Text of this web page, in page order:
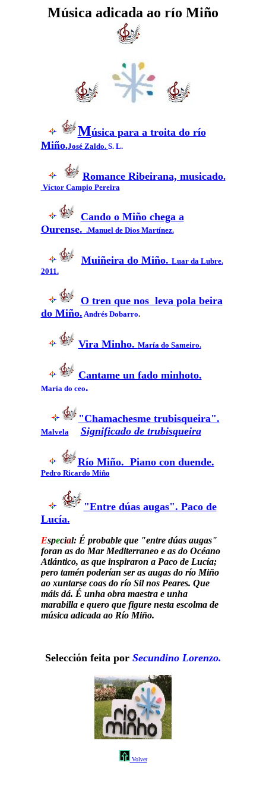
Música adicada ao río Miño
Música para a troita do río
Miño.José Zaldo. S. L.
Romance Ribeirana, musicado.
Víctor Campio Pereira
Cando o Miño chega a
Ourense. .Manuel de Dios Martínez.
Muiñeira do Miño. Luar da Lubre.
2011.
O tren que nos leva pola beira
do Miño. Andrés Dobarro.
Vira Minho. María do Sameiro.
Cantame un fado minhoto.
María do ceo.
"Chamachesme trubisqueira".
Malvela Significado de trubisqueira
Río Miño. Piano con duende.
Pedro Ricardo Miño
"Entre dúas augas". Paco de
Lucía.
Especial: É probable que "entre dúas augas"
foran as do Mar Mediterraneo e as do Océano
Atlántico, as que inspiraron a Paco de Lucía;
pero tamén poderían ser as augas do río Miño
ao xuntarse coas do río Sil nos Peares. Que
máis dá. É unha obra maestra e unha
marabilla e quero que figure nesta escolma de
música adicada ao Río Miño.
Selección feita por Secundino Lorenzo.
Volver